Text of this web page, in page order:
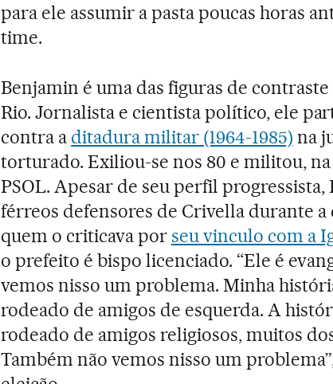
para ele assumir a pasta poucas horas
time.
Benjamin é uma das figuras de
Rio. Jornalista e cientista político, ele
contra a ditadura militar (1964-1985) na
torturado. Exiliou-se nos 80 e militou, na
PSOL. Apesar de seu perfil
férreos defensores de Crivella durante a
quem o criticava porseu vinculo com a
o prefeito é bispo licenciado. “Ele é
vemos nisso um problema. Minha
rodeado de amigos de esquerda. A
rodeado de amigos religiosos, muitos
Também não vemos nisso um